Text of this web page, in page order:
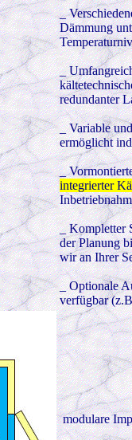
_
Dämmung
_
redundanter
_ Variable
ermöglicht
_
integrierter
_ Kompletter
der Planung
wir an Ihrer
_ Optionale
verfügbar
modulare